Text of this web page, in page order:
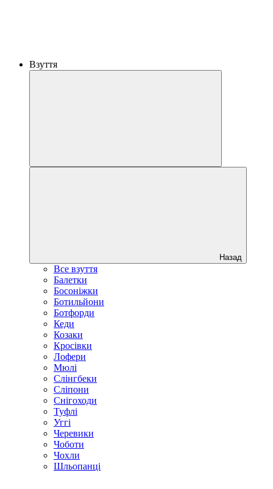
Взуття
Назад
Все взуття
Балетки
Босоніжки
Ботильйони
Ботфорди
Кеди
Козаки
Кросівки
Лофери
Мюлі
Слінгбеки
Сліпони
Снігоходи
Туфлі
Уггі
Черевики
Чоботи
Чохли
Шльопанці